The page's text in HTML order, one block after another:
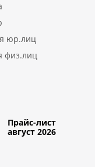
юр.лиц
физ.лиц
Прайс-лист
август 2026